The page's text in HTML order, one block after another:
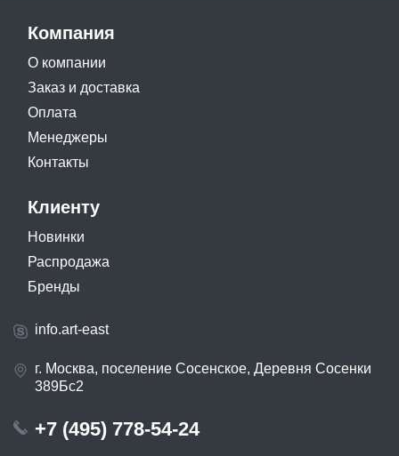
Компания
О компании
Заказ и доставка
Оплата
Менеджеры
Контакты
Клиенту
Новинки
Распродажа
Бренды
info.art-east
г. Москва, поселение Сосенское, Деревня Сосенки
389Бс2
+7 (495) 778-54-24